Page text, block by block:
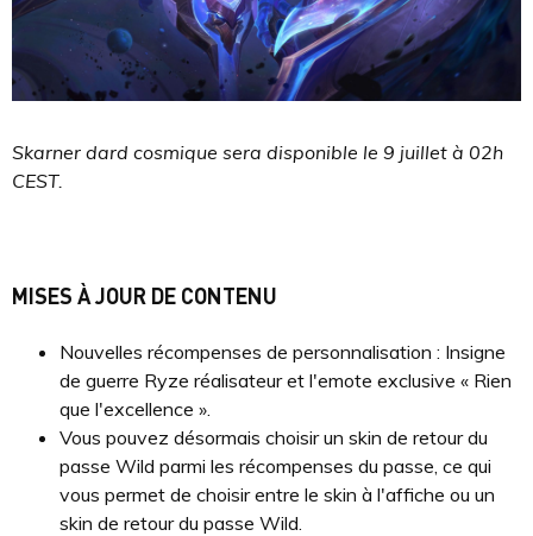
Skarner dard cosmique sera disponible le 9 juillet à 02h
CEST.
MISES À JOUR DE CONTENU
Nouvelles récompenses de personnalisation : Insigne
de guerre Ryze réalisateur et l'emote exclusive « Rien
que l'excellence ».
Vous pouvez désormais choisir un skin de retour du
passe Wild parmi les récompenses du passe, ce qui
vous permet de choisir entre le skin à l'affiche ou un
skin de retour du passe Wild.